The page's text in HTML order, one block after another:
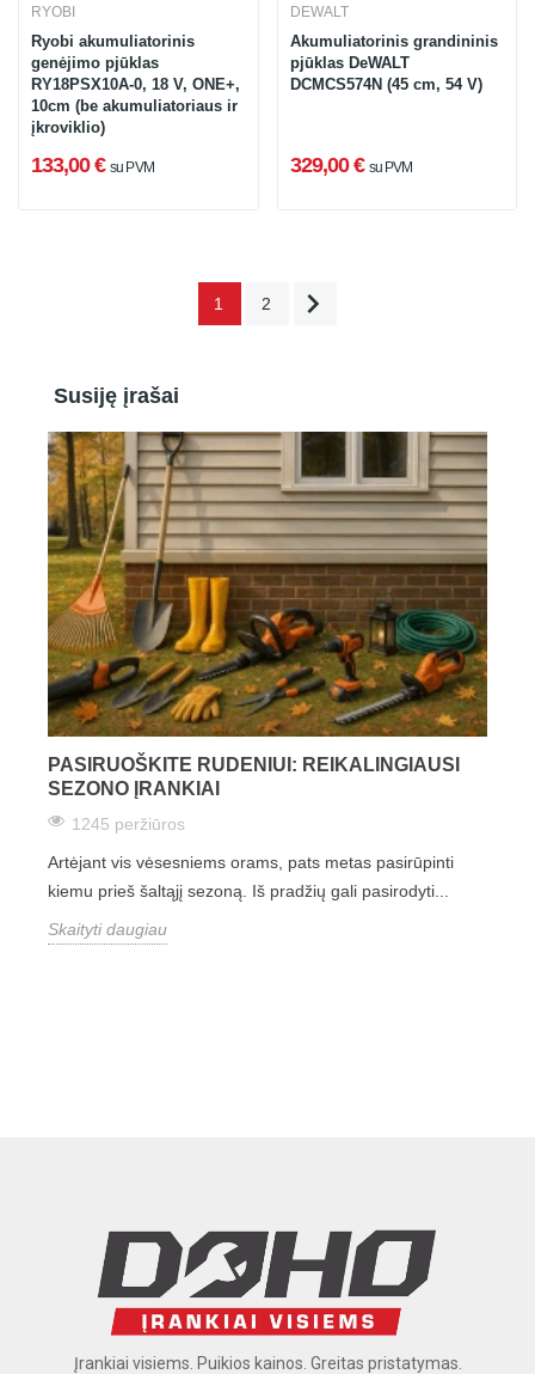
RYOBI
Ryobi akumuliatorinis
genėjimo pjūklas
RY18PSX10A-0, 18 V, ONE+,
10cm (be akumuliatoriaus ir
įkroviklio)
133,00 € su PVM
DEWALT
Akumuliatorinis grandininis
pjūklas DeWALT
DCMCS574N (45 cm, 54 V)
329,00 € su PVM
1 2 
Susiję įrašai
PASIRUOŠKITE RUDENIUI: REIKALINGIAUSI
SEZONO ĮRANKIAI
1245 peržiūros
Artėjant vis vėsesniems orams, pats metas pasirūpinti
kiemu prieš šaltąjį sezoną. Iš pradžių gali pasirodyti...
Skaityti daugiau
Įrankiai visiems. Puikios kainos. Greitas pristatymas.